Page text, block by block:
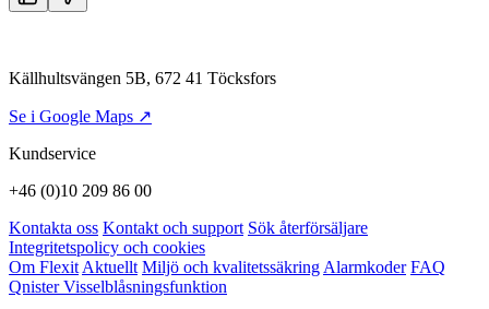
Källhultsvängen 5B, 672 41 Töcksfors
Se i Google Maps ↗
Kundservice
+46 (0)10 209 86 00
Kontakta oss Kontakt och support Sök återförsäljare
Integritetspolicy och cookies
Om FlexitAktuellt Miljö och kvalitetssäkringAlarmkoder FAQ
Qnister Visselblåsningsfunktion